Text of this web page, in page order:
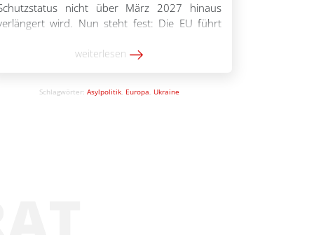
nicht über März 2027 hinaus
wird. Nun steht fest: Die EU führt
aus der Ukraine bis März 2028 fort. Doch das
weiterlesen
Schlagwörter: Asylpolitik, Europa, Ukraine